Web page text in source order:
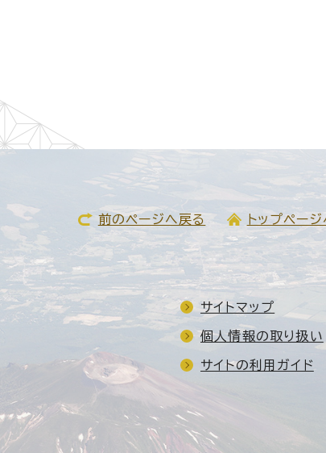
前のページへ戻る トップペー
サイトマップ
個人情報の取り扱い
サイトの利用ガイド